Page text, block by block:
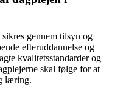
gennem tilsyn og
efteruddannelse og
kvalitetsstandarder og
skal følge for at
læring.